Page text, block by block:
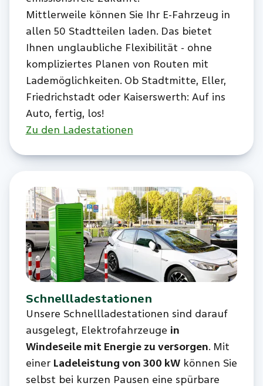
Mittlerweile können Sie Ihr E-Fahrzeug in
allen 50 Stadtteilen laden. Das bietet
Ihnen unglaubliche Flexibilität - ohne
kompliziertes Planen von Routen mit
Lademöglichkeiten. Ob Stadtmitte, Eller,
Friedrichstadt oder Kaiserswerth: Auf ins
Auto, fertig, los!
Zu den Ladestationen
Schnellladestationen
Unsere Schnellladestationen sind darauf
ausgelegt, Elektrofahrzeuge in
Windeseile mit Energie zu versorgen. Mit
einer Ladeleistung von 300 kWkönnen Sie
selbst bei kurzen Pausen eine spürbare